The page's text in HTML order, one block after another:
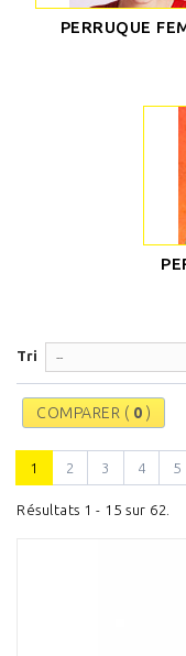
PERRUQUE
Tri --
COMPARER ( 0 )
1 2 3 4 5
Résultats 1 - 15 sur 62.